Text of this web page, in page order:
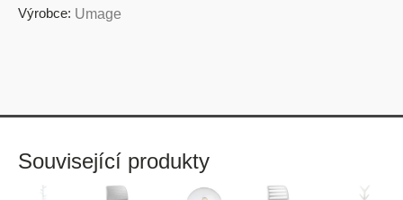
Výrobce: Umage
Související produkty